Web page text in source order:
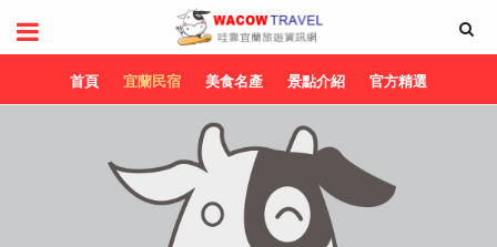
首頁 宜蘭民宿 美食名產 景點介紹 官方精選